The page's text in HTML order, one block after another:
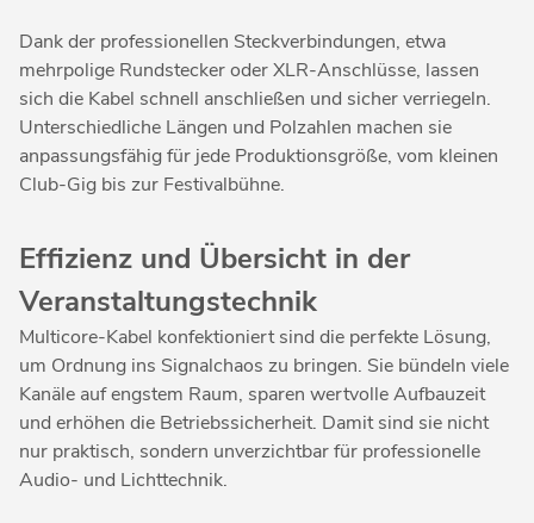
Dank der professionellen Steckverbindungen, etwa
mehrpolige Rundstecker oder XLR-Anschlüsse, lassen
sich die Kabel schnell anschließen und sicher verriegeln.
Unterschiedliche Längen und Polzahlen machen sie
anpassungsfähig für jede Produktionsgröße, vom kleinen
Club-Gig bis zur Festivalbühne.
Effizienz und Übersicht in der
Veranstaltungstechnik
Multicore-Kabel konfektioniert sind die perfekte Lösung,
um Ordnung ins Signalchaos zu bringen. Sie bündeln viele
Kanäle auf engstem Raum, sparen wertvolle Aufbauzeit
und erhöhen die Betriebssicherheit. Damit sind sie nicht
nur praktisch, sondern unverzichtbar für professionelle
Audio- und Lichttechnik.